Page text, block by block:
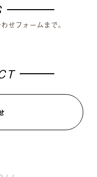
せフォームまで。